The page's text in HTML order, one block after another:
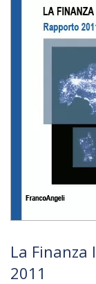
La Finanza
2011